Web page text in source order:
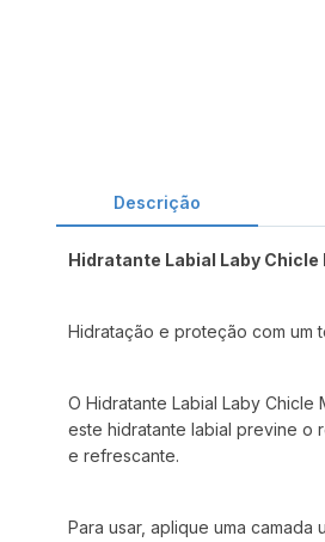
Descrição
Hidratante Labial Laby Chicle
Hidratação e proteção com um
O Hidratante Labial Laby
este hidratante labial previne o
e refrescante.
Para usar, aplique uma